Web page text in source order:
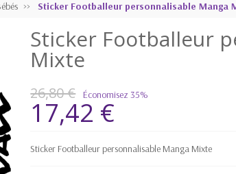
Sticker Footballeur personnalisable Manga
Sticker Footballeur
Mixte
26,80 € Économisez 35%
17,42 €
Sticker Footballeur personnalisable Manga Mixte